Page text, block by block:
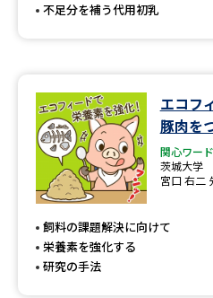
大学で学べる内容や特徴を調べ
データサイエンス特集
デジタルパンフレット
新学年スタート号特集ページ
（高3生用）
SELFBRAND特集ページ
不足分を補う代用初乳
エコフ
豚肉を
関心ワー
茨城大学
宮口 右二
飼料の課題解決に向けて
栄養素を強化する
研究の手法